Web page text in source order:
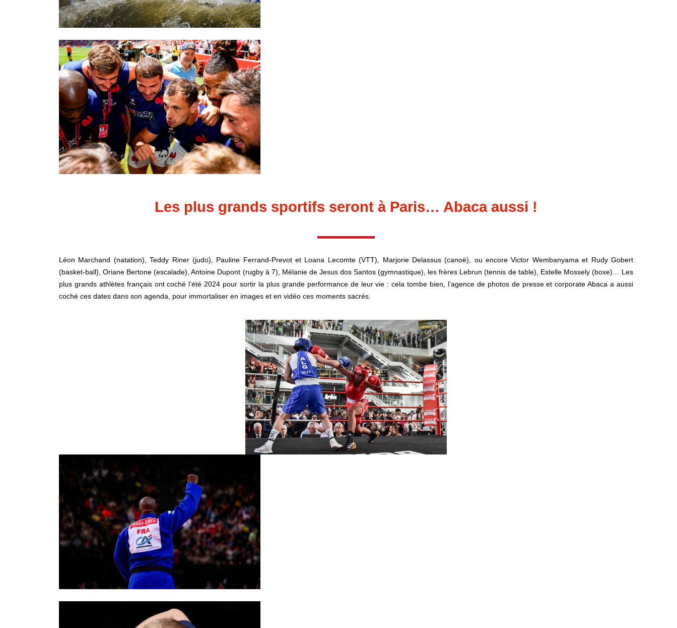
Les plus grands sportifs seront à Paris… Abaca aussi !
Léon Marchand (natation), Teddy Riner (judo), Pauline Ferrand-Prevot et Loana Lecomte (VTT), Marjorie Delassus (canoë), ou encore Victor Wembanyama et Rudy Gobert
(basket-ball), Oriane Bertone (escalade), Antoine Dupont (rugby à 7), Mélanie de Jesus dos Santos (gymnastique), les frères Lebrun (tennis de table), Estelle Mossely (boxe)… Les
plus grands athlètes français ont coché l’été 2024 pour sortir la plus grande performance de leur vie : cela tombe bien, l’agence de photos de presse et corporate Abaca a aussi
coché ces dates dans son agenda, pour immortaliser en images et en vidéo ces moments sacrés.